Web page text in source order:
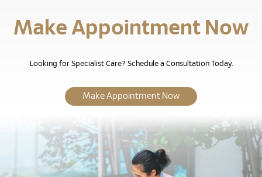
Make Appointment Now
Looking for Specialist Care? Schedule a Consultation Today.
Make Appointment Now